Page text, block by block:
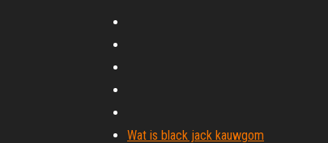
Wat is black jack kauwgom